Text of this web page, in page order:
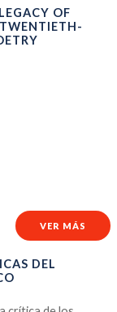
OF
VER MÁS
DEL